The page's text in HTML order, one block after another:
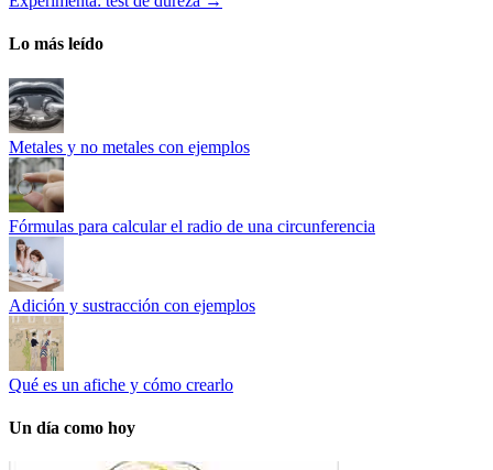
Lo más leído
Metales y no metales con ejemplos
Fórmulas para calcular el radio de una circunferencia
Adición y sustracción con ejemplos
Qué es un afiche y cómo crearlo
Un día como hoy